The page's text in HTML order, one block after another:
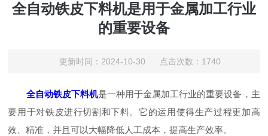
全自动铁皮下料机是用于金属加工行业
的重要设备
更新时间：2024-10-30 点击次数：1740
全自动铁皮下料机是一种用于金属加工行业的重要设备，主
要用于对铁皮进行切割和下料。它的运用使得生产过程更加高
效、精准，并且可以大幅降低人工成本，提高生产效率。